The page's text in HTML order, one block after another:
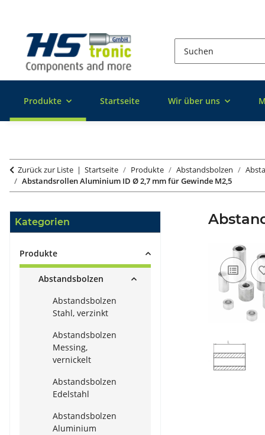
Produkte Startseite Wir über uns
Zurück zur Liste Startseite Produkte Abstandsbolzen
Abstandsrollen Aluminium ID Ø 2,7 mm für Gewinde M2,5
Kategorien
Produkte
Abstandsbolzen
Abstandsbolzen
Stahl, verzinkt
Abstandsbolzen
Messing,
vernickelt
Abstandsbolzen
Edelstahl
Abstandsbolzen
Aluminium